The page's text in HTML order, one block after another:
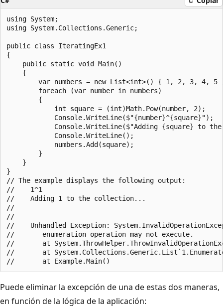
using System;
using System.Collections.Generic;
public class IteratingEx1
{
    public static void Main()
    {
var numbers = new List<int>() { 1, 2, 3, 4, 5
        foreach (var number in numbers)
        {
            int square = (int)Math.Pow(number, 2);
            Console.WriteLine($"{number}^{square}");
Console.WriteLine($"Adding {square} to
            Console.WriteLine();
            numbers.Add(square);
        }
    }
}
// The example displays the following output:
//    1^1
//    Adding 1 to the collection...
//
//
//    Unhandled Exception:
//       enumeration operation may not execute.
//       at
//       at
Puede eliminar la excepción de una de estas dos maneras,
en función de la lógica de la aplicación: